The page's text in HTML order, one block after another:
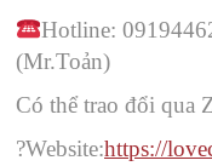
Hotline:
(Mr.Toản)
Có thể trao đổi qua
?Website:https://